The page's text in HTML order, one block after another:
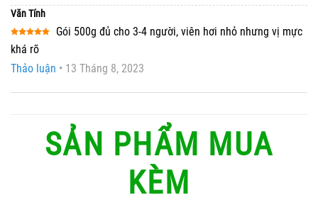
Văn Tính
Được xếp
hạng
55
Gói 500g đủ cho 3-4 người, viên hơi nhỏ nhưng vị mực
khá rõ
Thảo luận • 13 Tháng 8, 2023
SẢN PHẨM MUA
KÈM